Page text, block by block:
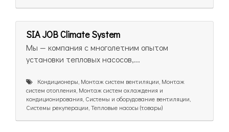
SIA JOB Climate System
Мы — компания с многолетним опытом
установки тепловых насосов,...
Кондиционеры, Монтаж систем вентиляции, Монтаж
систем отопления, Монтаж систем охлаждения и
кондиционирования, Системы и оборудование вентиляции,
Системы рекуперации, Тепловые насосы (товары)